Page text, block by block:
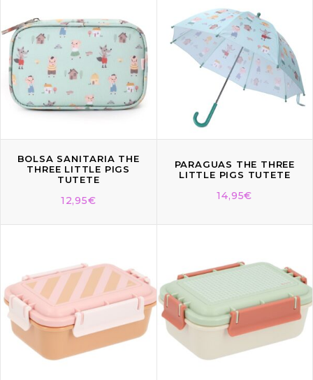
BOLSA SANITARIA THE
THREE LITTLE PIGS
TUTETE
12,95€
PARAGUAS THE THREE
LITTLE PIGS TUTETE
14,95€